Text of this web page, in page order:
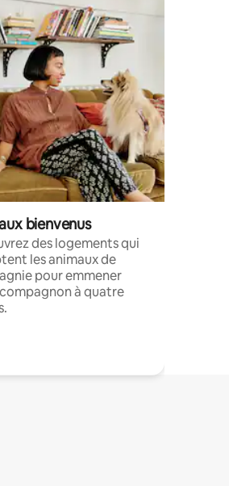
bienvenus
des logements qui
les animaux de
pour emmener
à quatre